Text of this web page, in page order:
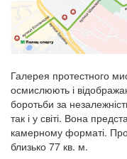
Галерея протестного
осмислюють і
боротьби за
так і у світі. Вона
камерному форматі.
близько 77 кв. м.